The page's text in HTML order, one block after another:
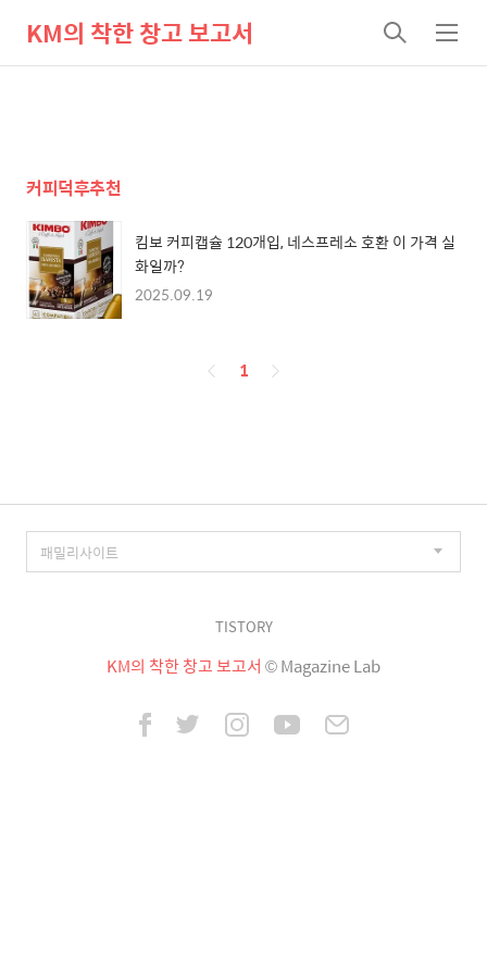
KM의 착한 창고 보고서
검
색
메
뉴
커피덕후추천
킴보 커피캡슐 120개입, 네스프레소 호환 이 가격 실
화일까?
2025.09.19
페
1
TISTORY
KM의 착한 창고 보고서 © Magazine Lab